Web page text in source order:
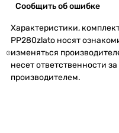
Сообщить об ошибке
Характеристики,
PP280zlato носят
изменяться
несет ответственности
производителем.